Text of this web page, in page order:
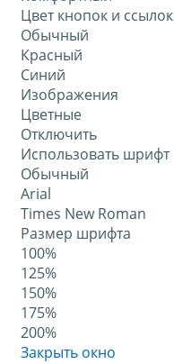
Цвет кнопок и ссылок
Обычный
Красный
Синий
Изображения
Цветные
Отключить
Использовать шрифт
Обычный
Arial
Times New Roman
Размер шрифта
100%
125%
150%
175%
200%
Закрыть окно